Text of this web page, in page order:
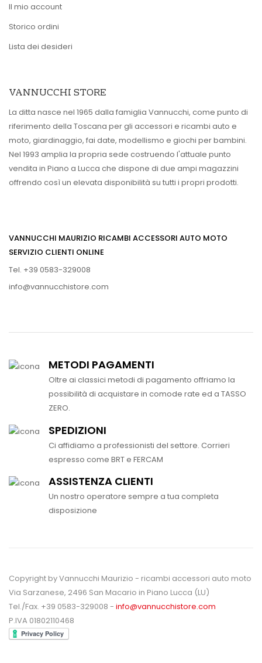
Il mio account
Storico ordini
Lista dei desideri
VANNUCCHI STORE
La ditta nasce nel 1965 dalla famiglia Vannucchi, come punto di
riferimento della Toscana per gli accessori e ricambi auto e
moto, giardinaggio, fai date, modellismo e giochi per bambini.
Nel 1993 amplia la propria sede costruendo l'attuale punto
vendita in Piano a Lucca che dispone di due ampi magazzini
offrendo così un elevata disponibilità su tutti i propri prodotti.
VANNUCCHI MAURIZIO RICAMBI ACCESSORI AUTO MOTO
SERVIZIO CLIENTI ONLINE
Tel. +39 0583-329008
info@vannucchistore.com
METODI PAGAMENTI
Oltre ai classici metodi di pagamento offriamo la
possibilità di acquistare in comode rate ed a TASSO
ZERO.
SPEDIZIONI
Ci affidiamo a professionisti del settore. Corrieri
espresso come BRT e FERCAM
ASSISTENZA CLIENTI
Un nostro operatore sempre a tua completa
disposizione
Copyright by Vannucchi Maurizio - ricambi accessori auto moto
Via Sarzanese, 2496 San Macario in Piano Lucca (LU)
Tel./Fax. +39 0583-329008 - info@vannucchistore.com
P.IVA 01802110468